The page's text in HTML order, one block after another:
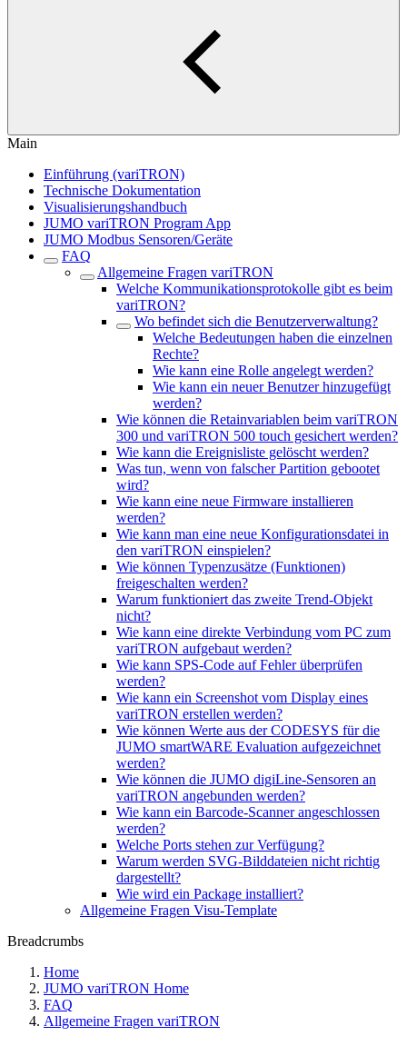
Main
Einführung (variTRON)
Technische Dokumentation
Visualisierungshandbuch
JUMO variTRON Program App
JUMO Modbus Sensoren/Geräte
FAQ
Allgemeine Fragen variTRON
Welche Kommunikationsprotokolle gibt es beim
variTRON?
Wo befindet sich die Benutzerverwaltung?
Welche Bedeutungen haben die einzelnen
Rechte?
Wie kann eine Rolle angelegt werden?
Wie kann ein neuer Benutzer hinzugefügt
werden?
Wie können die Retainvariablen beim variTRON
300 und variTRON 500 touch gesichert werden?
Wie kann die Ereignisliste gelöscht werden?
Was tun, wenn von falscher Partition gebootet
wird?
Wie kann eine neue Firmware installieren
werden?
Wie kann man eine neue Konfigurationsdatei in
den variTRON einspielen?
Wie können Typenzusätze (Funktionen)
freigeschalten werden?
Warum funktioniert das zweite Trend-Objekt
nicht?
Wie kann eine direkte Verbindung vom PC zum
variTRON aufgebaut werden?
Wie kann SPS-Code auf Fehler überprüfen
werden?
Wie kann ein Screenshot vom Display eines
variTRON erstellen werden?
Wie können Werte aus der CODESYS für die
JUMO smartWARE Evaluation aufgezeichnet
werden?
Wie können die JUMO digiLine-Sensoren an
variTRON angebunden werden?
Wie kann ein Barcode-Scanner angeschlossen
werden?
Welche Ports stehen zur Verfügung?
Warum werden SVG-Bilddateien nicht richtig
dargestellt?
Wie wird ein Package installiert?
Allgemeine Fragen Visu-Template
Breadcrumbs
Home
JUMO variTRON Home
FAQ
Allgemeine Fragen variTRON